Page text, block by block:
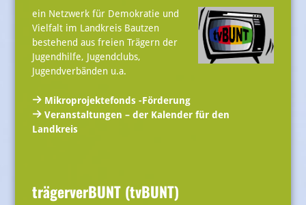
ein Netzwerk für Demokratie und
Vielfalt im Landkreis Bautzen
bestehend aus freien Trägern der
Jugendhilfe, Jugendclubs,
Jugendverbänden u.a.
Mikroprojektefonds -Förderung
Veranstaltungen – der Kalender für den
Landkreis
trägerverBUNT (tvBUNT)